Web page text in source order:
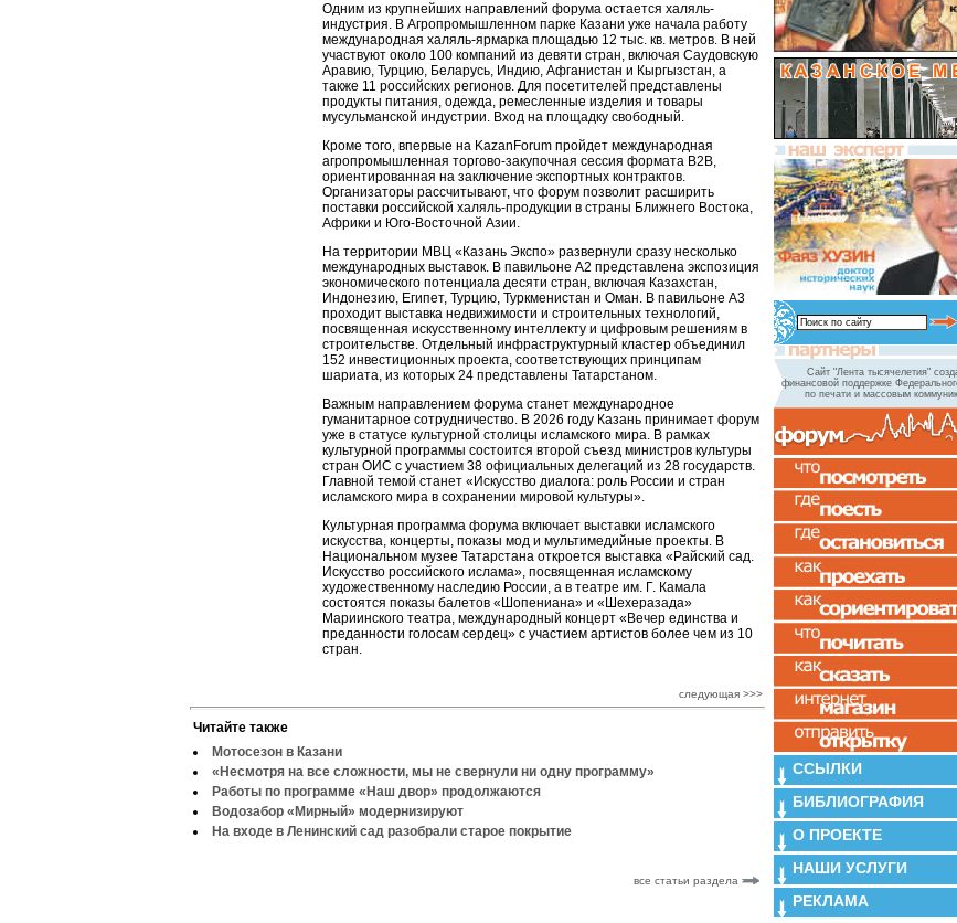
Одним из крупнейших направлений форума остается халяль-
индустрия. В Агропромышленном парке Казани уже начала работу
международная халяль-ярмарка площадью 12 тыс. кв. метров. В ней
участвуют около 100 компаний из девяти стран, включая Саудовскую
Аравию, Турцию, Беларусь, Индию, Афганистан и Кыргызстан, а
также 11 российских регионов. Для посетителей представлены
продукты питания, одежда, ремесленные изделия и товары
мусульманской индустрии. Вход на площадку свободный.
Кроме того, впервые на KazanForum пройдет международная
агропромышленная торгово-закупочная сессия формата B2B,
ориентированная на заключение экспортных контрактов.
Организаторы рассчитывают, что форум позволит расширить
поставки российской халяль-продукции в страны Ближнего Востока,
Африки и Юго-Восточной Азии.
На территории МВЦ «Казань Экспо» развернули сразу несколько
международных выставок. В павильоне А2 представлена экспозиция
экономического потенциала десяти стран, включая Казахстан,
Индонезию, Египет, Турцию, Туркменистан и Оман. В павильоне А3
проходит выставка недвижимости и строительных технологий,
посвященная искусственному интеллекту и цифровым решениям в
строительстве. Отдельный инфраструктурный кластер объединил
152 инвестиционных проекта, соответствующих принципам
шариата, из которых 24 представлены Татарстаном.
Важным направлением форума станет международное
гуманитарное сотрудничество. В 2026 году Казань принимает форум
уже в статусе культурной столицы исламского мира. В рамках
культурной программы состоится второй съезд министров культуры
стран ОИС с участием 38 официальных делегаций из 28 государств.
Главной темой станет «Искусство диалога: роль России и стран
исламского мира в сохранении мировой культуры».
Культурная программа форума включает выставки исламского
искусства, концерты, показы мод и мультимедийные проекты. В
Национальном музее Татарстана откроется выставка «Райский сад.
Искусство российского ислама», посвященная исламскому
художественному наследию России, а в театре им. Г. Камала
состоятся показы балетов «Шопениана» и «Шехеразада»
Мариинского театра, международный концерт «Вечер единства и
преданности голосам сердец» с участием артистов более чем из 10
стран.
следующая >>>
Читайте также
Мотосезон в Казани
«Несмотря на все сложности, мы не свернули ни одну программу»
Работы по программе «Наш двор» продолжаются
Водозабор «Мирный» модернизируют
На входе в Ленинский сад разобрали старое покрытие
все статьи раздела
Сайт "Лента тысячелетия"
финансовой поддержке
по печати и массовым
ССЫЛКИ
БИБЛИОГРАФИЯ
О ПРОЕКТЕ
НАШИ УСЛУГИ
РЕКЛАМА